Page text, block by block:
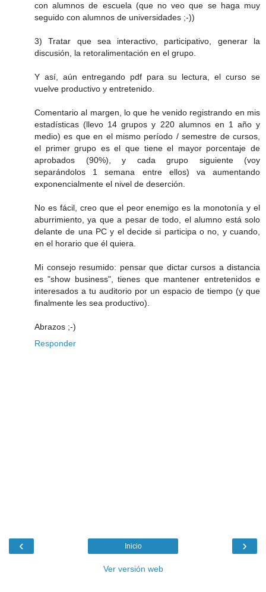
con alumnos de escuela (que no veo que se haga muy
seguido con alumnos de universidades ;-))
3) Tratar que sea interactivo, participativo, generar la
discusión, la retoralimentación en el grupo.
Y así, aún entregando pdf para su lectura, el curso se
vuelve productivo y entretenido.
Comentario al margen, lo que he venido registrando en mis
estadísticas (llevo 14 grupos y 220 alumnos en 1 año y
medio) es que en el mismo período / semestre de cursos,
el primer grupo es el que tiene el mayor porcentaje de
aprobados (90%), y cada grupo siguiente (voy
separándolos 1 semana entre ellos) va aumentando
exponencialmente el nivel de deserción.
No es fácil, creo que el peor enemigo es la monotonía y el
aburrimiento, ya que a pesar de todo, el alumno está solo
delante de una PC y el decide si participa o no, y cuando,
en el horario que él quiera.
Mi consejo resumido: pensar que dictar cursos a distancia
es "show business", tienes que mantener entretenidos e
interesados a tu auditorio por un espacio de tiempo (y que
finalmente les sea productivo).
Abrazos ;-)
Responder
‹ ›
Inicio
Ver versión web